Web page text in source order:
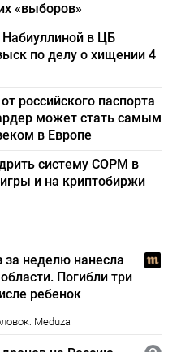
«выборов»
в ЦБ
по делу о хищении 4
российского паспорта
может стать самым
в Европе
систему СОРМ в
и на криптобиржи